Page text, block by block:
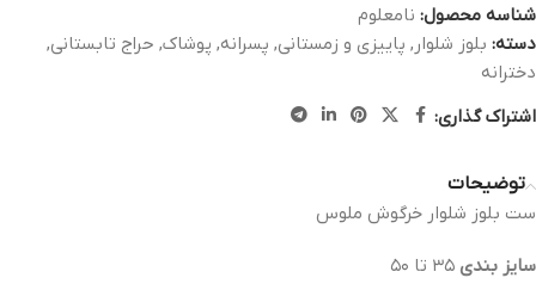
شناسه محصول: نامعلوم
دسته: بلوز شلوار , پاییزی و زمستانی, پسرانه, پوشاک, حراج تابستانی,
دخترانه
اشتراک گذاری:
توضیحات
ست بلوز شلوار خرگوش ملوس
سایز بندی